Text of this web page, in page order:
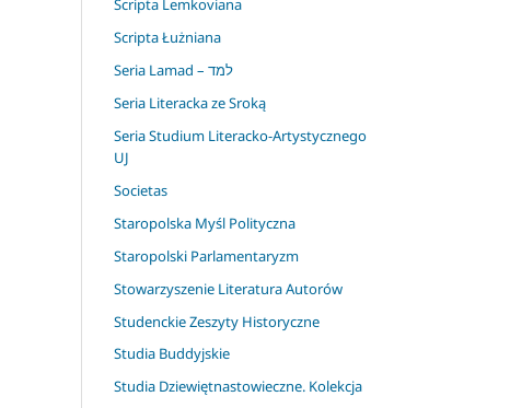
Scripta Lemkoviana
Scripta Łużniana
Seria Lamad – למד
Seria Literacka ze Sroką
Seria Studium Literacko-Artystycznego
UJ
Societas
Staropolska Myśl Polityczna
Staropolski Parlamentaryzm
Stowarzyszenie Literatura Autorów
Studenckie Zeszyty Historyczne
Studia Buddyjskie
Studia Dziewiętnastowieczne. Kolekcja